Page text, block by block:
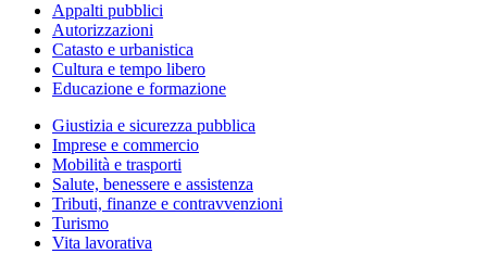
Appalti pubblici
Autorizzazioni
Catasto e urbanistica
Cultura e tempo libero
Educazione e formazione
Giustizia e sicurezza pubblica
Imprese e commercio
Mobilità e trasporti
Salute, benessere e assistenza
Tributi, finanze e contravvenzioni
Turismo
Vita lavorativa